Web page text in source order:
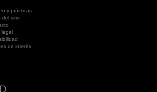
y prácticas
del sitio
legal
de interés